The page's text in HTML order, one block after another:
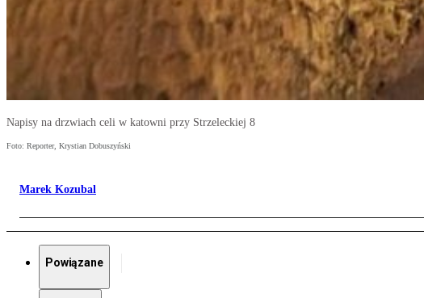
Napisy na drzwiach celi w katowni przy Strzeleckiej 8
Foto: Reporter, Krystian Dobuszyński
Marek Kozubal
Powiązane